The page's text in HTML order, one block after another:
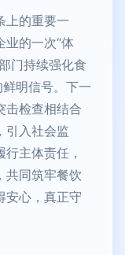
上的重要一
业的一次“体
门持续强化食
明信号。下一
击检查相结合
引入社会监
主体责任，
共同筑牢餐饮
安心，真正守